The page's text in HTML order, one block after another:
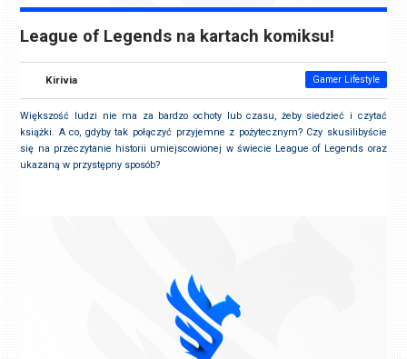
League of Legends na kartach komiksu!
Kirivia Gamer Lifestyle
Większość ludzi nie ma za bardzo ochoty lub czasu, żeby siedzieć i czytać
książki. A co, gdyby tak połączyć przyjemne z pożytecznym? Czy skusilibyście
się na przeczytanie historii umiejscowionej w świecie League of Legends oraz
ukazaną w przystępny sposób?